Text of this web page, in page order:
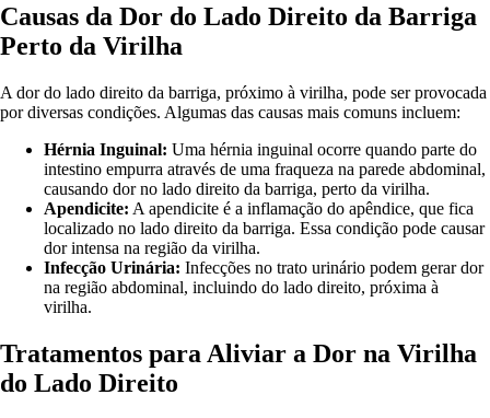
Causas da Dor do Lado Direito da Barriga
Perto da Virilha
A dor do lado direito da barriga, próximo à virilha, pode ser provocada
por diversas condições. Algumas das causas mais comuns incluem:
Hérnia Inguinal: Uma hérnia inguinal ocorre quando parte do
intestino empurra através de uma fraqueza na parede abdominal,
causando dor no lado direito da barriga, perto da virilha.
Apendicite: A apendicite é a inflamação do apêndice, que fica
localizado no lado direito da barriga. Essa condição pode causar
dor intensa na região da virilha.
Infecção Urinária: Infecções no trato urinário podem gerar dor
na região abdominal, incluindo do lado direito, próxima à
virilha.
Tratamentos para Aliviar a Dor na Virilha
do Lado Direito